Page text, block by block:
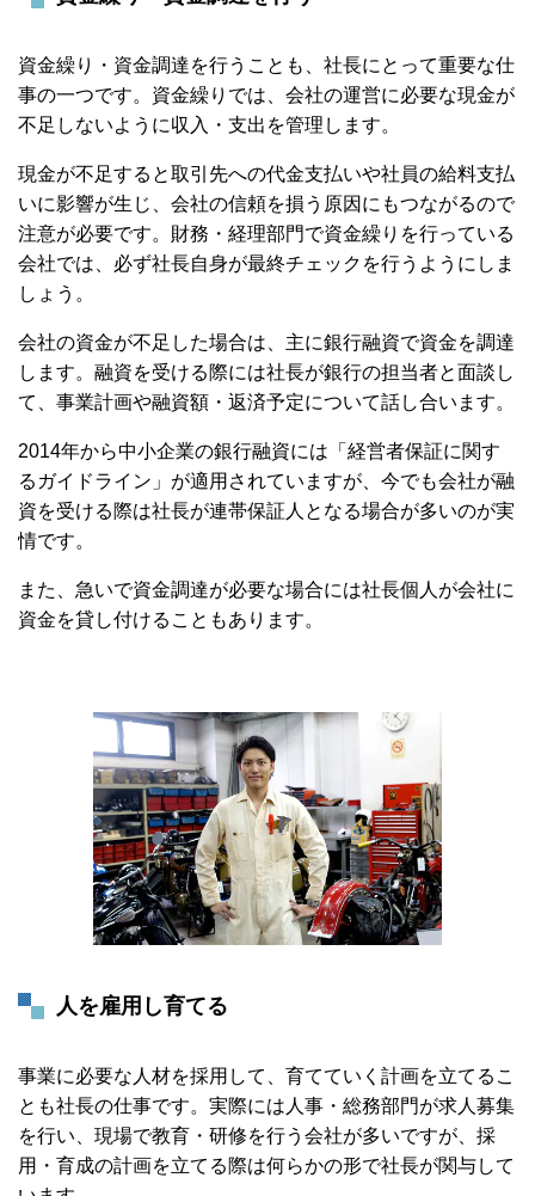
資金繰り・資金調達を行うことも、社長にとって重要な仕
事の一つです。資金繰りでは、会社の運営に必要な現金が
不足しないように収入・支出を管理します。
現金が不足すると取引先への代金支払いや社員の給料支払
いに影響が生じ、会社の信頼を損う原因にもつながるので
注意が必要です。財務・経理部門で資金繰りを行っている
会社では、必ず社長自身が最終チェックを行うようにしま
しょう。
会社の資金が不足した場合は、主に銀行融資で資金を調達
します。融資を受ける際には社長が銀行の担当者と面談し
て、事業計画や融資額・返済予定について話し合います。
2014年から中小企業の銀行融資には「経営者保証に関す
るガイドライン」が適用されていますが、今でも会社が融
資を受ける際は社長が連帯保証人となる場合が多いのが実
情です。
また、急いで資金調達が必要な場合には社長個人が会社に
資金を貸し付けることもあります。
人を雇用し育てる
事業に必要な人材を採用して、育てていく計画を立てるこ
とも社長の仕事です。実際には人事・総務部門が求人募集
を行い、現場で教育・研修を行う会社が多いですが、採
用・育成の計画を立てる際は何らかの形で社長が関与して